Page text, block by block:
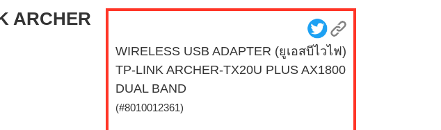
ARCHER
WIRELESS USB ADAPTER (ยูเอสบีไวไฟ)
TP-LINK ARCHER-TX20U PLUS AX1800
DUAL BAND
(#8010012361)